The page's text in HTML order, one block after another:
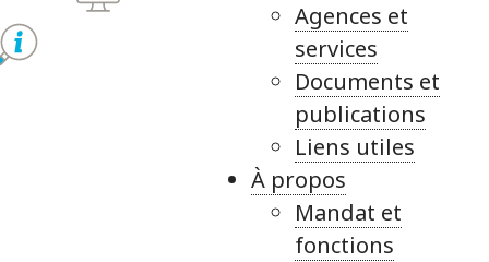
Agences et
services
Documents et
publications
Liens utiles
À propos
Mandat et
fonctions